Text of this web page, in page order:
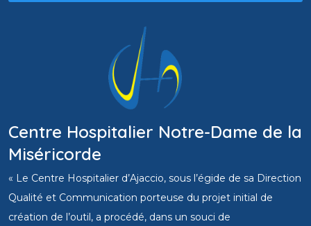
Centre Hospitalier Notre-Dame de la
Miséricorde
« Le Centre Hospitalier d’Ajaccio, sous l’égide de sa Direction
Qualité et Communication porteuse du projet initial de
création de l’outil, a procédé, dans un souci de